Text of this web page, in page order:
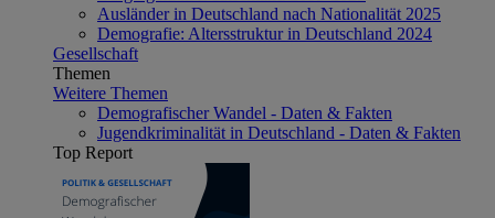
Ausländer in Deutschland nach Nationalität 2025
Demografie: Altersstruktur in Deutschland 2024
Gesellschaft
Themen
Weitere Themen
Demografischer Wandel - Daten & Fakten
Jugendkriminalität in Deutschland - Daten & Fakten
Top Report